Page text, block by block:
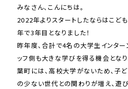
みなさん、こんにちは。
2022年よりスタートしたならはこど
年で3年目となりました！
昨年度、合計で4名の大学生インター
ッフ側も大きな学びを得る機会とな
葉町には、高校大学がないため、子
の少ない世代との関わりが増え、遊